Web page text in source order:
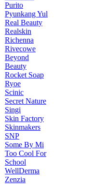
Purito
Pyunkang Yul
Real Beauty
Realskin
Richenna
Rivecowe
Beyond
Beauty
Rocket Soap
Ryoe
Scinic
Secret Nature
Singi
Skin Factory
Skinmakers
SNP
Some By Mi
Too Cool For
School
WellDerma
Zenzia